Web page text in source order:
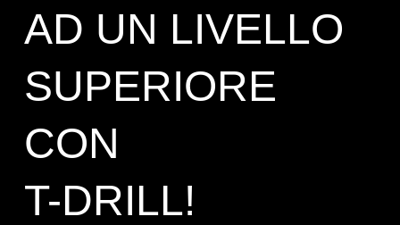
AD UN LIVELLO
SUPERIORE
CON
T-DRILL!